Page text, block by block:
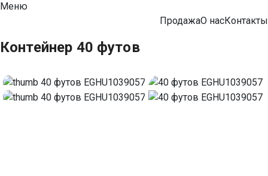
Меню
ПродажаО насКонтакты
Контейнер 40 футов